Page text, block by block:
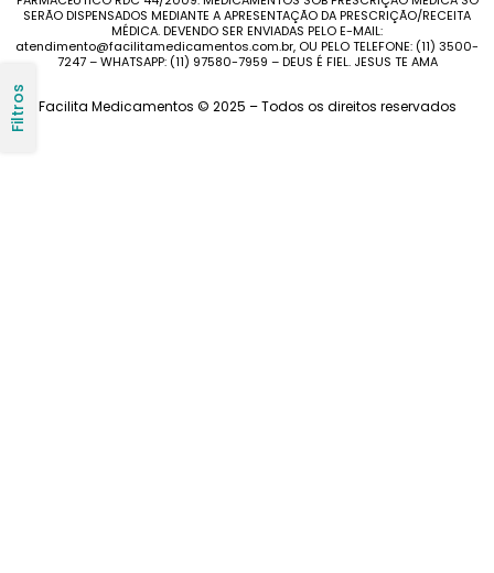
Filtros
SERÃO DISPENSADOS MEDIANTE A APRESENTAÇÃO DA PRESCRIÇÃO/RECEITA
MÉDICA. DEVENDO SER ENVIADAS PELO E-MAIL:
atendimento@facilitamedicamentos.com.br, OU PELO TELEFONE: (11) 3500-
7247 – WHATSAPP: (11) 97580-7959 – DEUS É FIEL. JESUS TE AMA
Facilita Medicamentos © 2025 – Todos os direitos reservados